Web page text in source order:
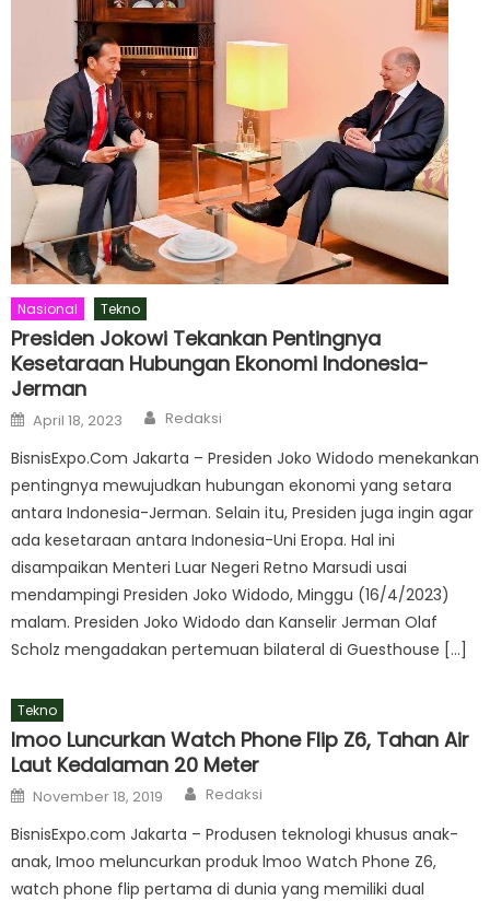
Nasional Tekno
Presiden Jokowi Tekankan Pentingnya
Kesetaraan Hubungan Ekonomi Indonesia-
Jerman
Posted
on
April 18, 2023 Author
Redaksi
BisnisExpo.Com Jakarta – Presiden Joko Widodo menekankan
pentingnya mewujudkan hubungan ekonomi yang setara
antara Indonesia-Jerman. Selain itu, Presiden juga ingin agar
ada kesetaraan antara Indonesia-Uni Eropa. Hal ini
disampaikan Menteri Luar Negeri Retno Marsudi usai
mendampingi Presiden Joko Widodo, Minggu (16/4/2023)
malam. Presiden Joko Widodo dan Kanselir Jerman Olaf
Scholz mengadakan pertemuan bilateral di Guesthouse […]
Tekno
lmoo Luncurkan Watch Phone Flip Z6, Tahan Air
Laut Kedalaman 20 Meter
Posted
on
November 18, 2019 Author
Redaksi
BisnisExpo.com Jakarta – Produsen teknologi khusus anak-
anak, Imoo meluncurkan produk lmoo Watch Phone Z6,
watch phone flip pertama di dunia yang memiliki dual